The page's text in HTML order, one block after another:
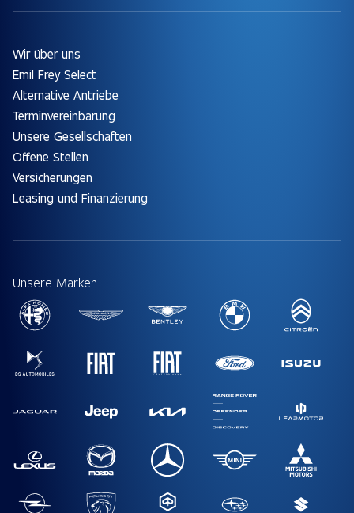
Wir über uns
Emil Frey Select
Alternative Antriebe
Terminvereinbarung
Unsere Gesellschaften
Offene Stellen
Versicherungen
Leasing und Finanzierung
Unsere Marken